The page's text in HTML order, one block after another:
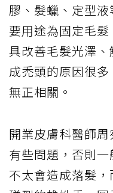
膠、髮蠟、定型
要用途為固定毛
具改善毛髮光澤
成禿頭的原因很
無正相關。
開業皮膚科醫師
有些問題，否則一
不太會造成落髮